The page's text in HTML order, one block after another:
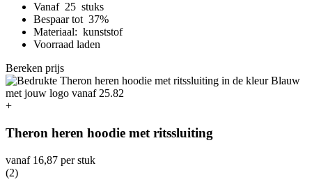
Vanaf 25 stuks
Bespaar tot 37%
Materiaal: kunststof
Voorraad laden
Bereken prijs
+
Theron heren hoodie met ritssluiting
vanaf 16,87 per stuk
(2)